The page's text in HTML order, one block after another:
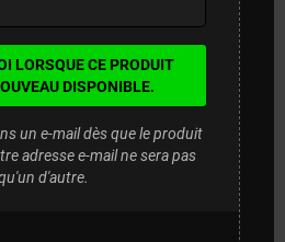
LORSQUE CE PRODUIT
DISPONIBLE.
un e-mail dès que le produit
adresse e-mail ne sera pas
d'autre.